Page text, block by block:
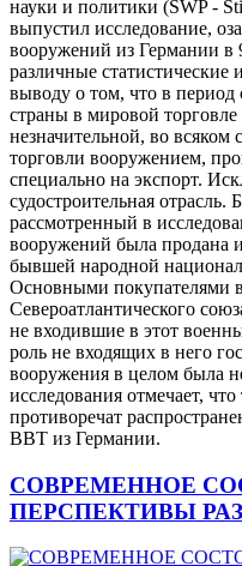
науки и политики (SWP -
выпустил исследование,
вооружений из Германии в
различные
выводу о том, что в период
страны в мировой
незначительной, во всяком
торговли вооружением,
специально на экспорт.
судостроительная
рассмотренный в
вооружений была продана
бывшей народной
Основными покупателями
Североатлантического
не входившие в этот
роль не входящих в него
вооружения в целом была
исследования отмечает,
противоречат
ВВТ из Германии.
СОВРЕМЕННОЕ
ПЕРСПЕКТИВЫ